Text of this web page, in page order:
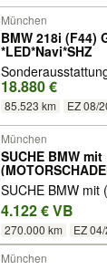
München
BMW 218i (F44)
*LED*Navi*SHZ
18.880 €
85.523 km EZ 08/
München
SUCHE BMW mit
X2 X3 X4 X5
SUCHE BMW mit
4.122 € VB
270.000 km
EZ
München